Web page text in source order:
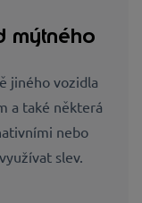
mýtného
jiného vozidla
a také některá
nebo
slev.